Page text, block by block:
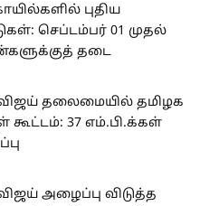
புதிய
செப்டம்பர் 01 முதல்
தடை
தலைமையில் தமிழக
கூட்டம்: 37 எம்.பி.க்கள்
அழைப்பு விடுத்த